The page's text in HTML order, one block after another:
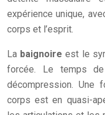
expérience unique,
corps et l’esprit.
La baignoire est le
forcée. Le temps
décompression. Une
corps est en quasi-